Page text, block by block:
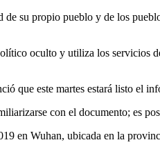
su propio pueblo y de los
oculto y utiliza los servicios
que este martes estará listo el
con el documento; es
en Wuhan, ubicada en la